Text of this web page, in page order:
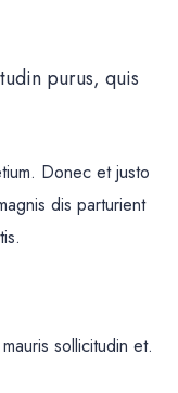
purus, quis
Donec et justo
dis parturient
sollicitudin et.